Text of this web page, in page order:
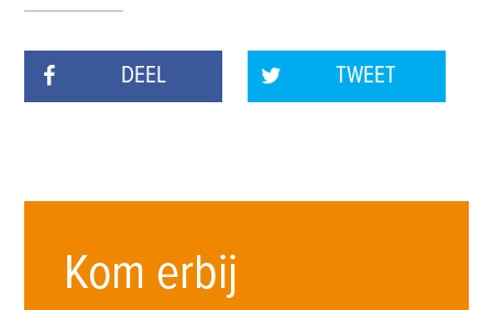
DEEL TWEET
Kom erbij